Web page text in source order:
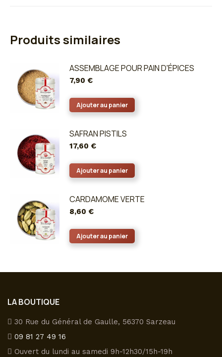
Produits similaires
ASSEMBLAGE POUR PAIN D'ÉPICES
7,90 €
Ajouter au panier
SAFRAN PISTILS
17,60 €
Ajouter au panier
CARDAMOME VERTE
8,60 €
Ajouter au panier
LA BOUTIQUE
30 Rue du Général de Gaulle, 56370 Sarzeau
09 81 27 49 16
Ouvert du lundi au samedi 9h-12h30/15h-19h